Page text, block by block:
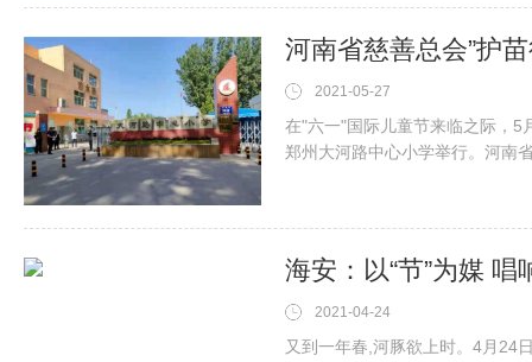
河南省慈善总会”护
2021-05-27
在"六一"国际儿童节来临之际，5
郑州大河路中心小学举行。河南
海安：以“节”为媒
2021-04-24
又到一年春,河豚欲上时。4月24